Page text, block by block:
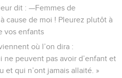
dit : —Femmes de
cause de moi ! Pleurez plutôt à
vos enfants
où l’on dira :
ne peuvent pas avoir d’enfant et
et qui n’ont jamais allaité. »